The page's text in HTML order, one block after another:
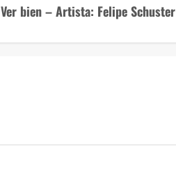
Ver bien – Artista: Felipe Schuster